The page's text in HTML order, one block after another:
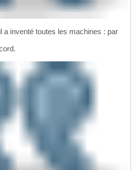
a inventé toutes les machines : par